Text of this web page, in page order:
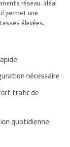
réseau. Idéal
permet une
élevées.
nécessaire
trafic de
quotidienne